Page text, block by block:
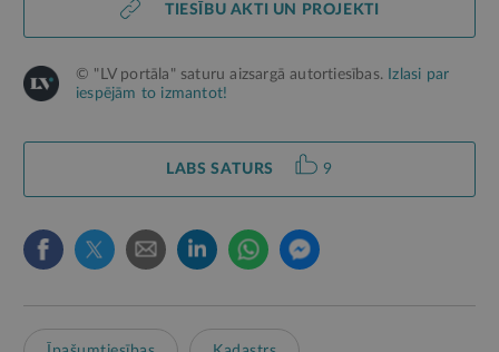
TIESĪBU AKTI UN PROJEKTI
© "LV portāla" saturu aizsargā autortiesības.
Izlasi par
iespējām to izmantot!
LABS SATURS 9